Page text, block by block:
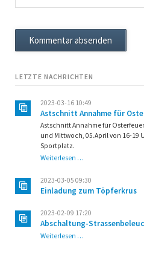
Kommentar absenden
LETZTE NACHRICHTEN
2023-03-16 10:49
Astschnitt Annahme für
Astschnitt Annahme für
und Mittwoch, 05.April von 16-19
Sportplatz.
Weiterlesen …Astschnitt
für
Osterfeuer
2023-03-05 09:30
Einladung zum Töpferkrus
2023-02-09 17:20
Abschaltung-
Weiterlesen …